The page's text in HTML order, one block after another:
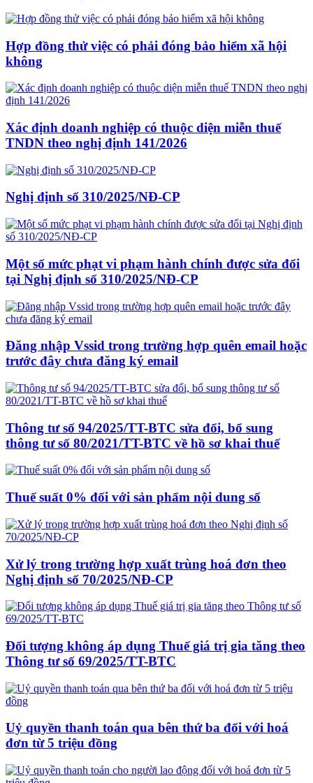
Hợp đồng thử việc có phải đóng bảo hiểm xã hội
không
Xác định doanh nghiệp có thuộc diện miễn thuế
TNDN theo nghị định 141/2026
Nghị định số 310/2025/NĐ-CP
Một số mức phạt vi phạm hành chính được sửa đổi
tại Nghị định số 310/2025/NĐ-CP
Đăng nhập Vssid trong trường hợp quên email hoặc
trước đây chưa đăng ký email
Thông tư số 94/2025/TT-BTC sửa đổi, bổ sung
thông tư số 80/2021/TT-BTC về hồ sơ khai thuế
Thuế suất 0% đối với sản phẩm nội dung số
Xử lý trong trường hợp xuất trùng hoá đơn theo
Nghị định số 70/2025/NĐ-CP
Đối tượng không áp dụng Thuế giá trị gia tăng theo
Thông tư số 69/2025/TT-BTC
Uỷ quyền thanh toán qua bên thứ ba đối với hoá
đơn từ 5 triệu đồng